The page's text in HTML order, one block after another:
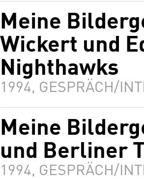
Meine
Wickert und
Nighthawks
1994, GESPRÄCH/
Meine
und Berliner
1994, GESPRÄCH/